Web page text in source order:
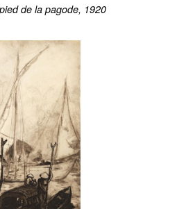
de la pagode, 1920